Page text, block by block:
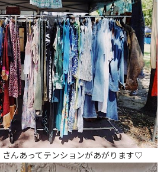
んあってテンションがあがります♡